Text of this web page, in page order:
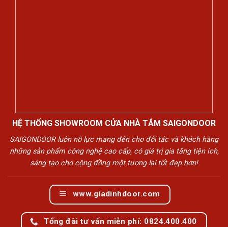
HỆ THỐNG SHOWROOM CỬA NHÀ TẮM SAIGONDOOR
SAIGONDOOR luôn nỗ lực mang đến cho đối tác và khách hàng
những sản phẩm công nghệ cao cấp, có giá trị gia tăng tiện ích,
sáng tạo cho cộng đồng một tương lai tốt đẹp hơn!
www.giadinhdoor.com
Tổng đài tư vấn miễn phí: 0824.400.400